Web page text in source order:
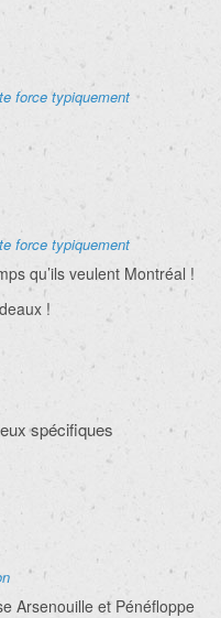
force typiquement
force typiquement
qu’ils veulent Montréal !
!
spécifiques
Arsenouille et Pénéfloppe